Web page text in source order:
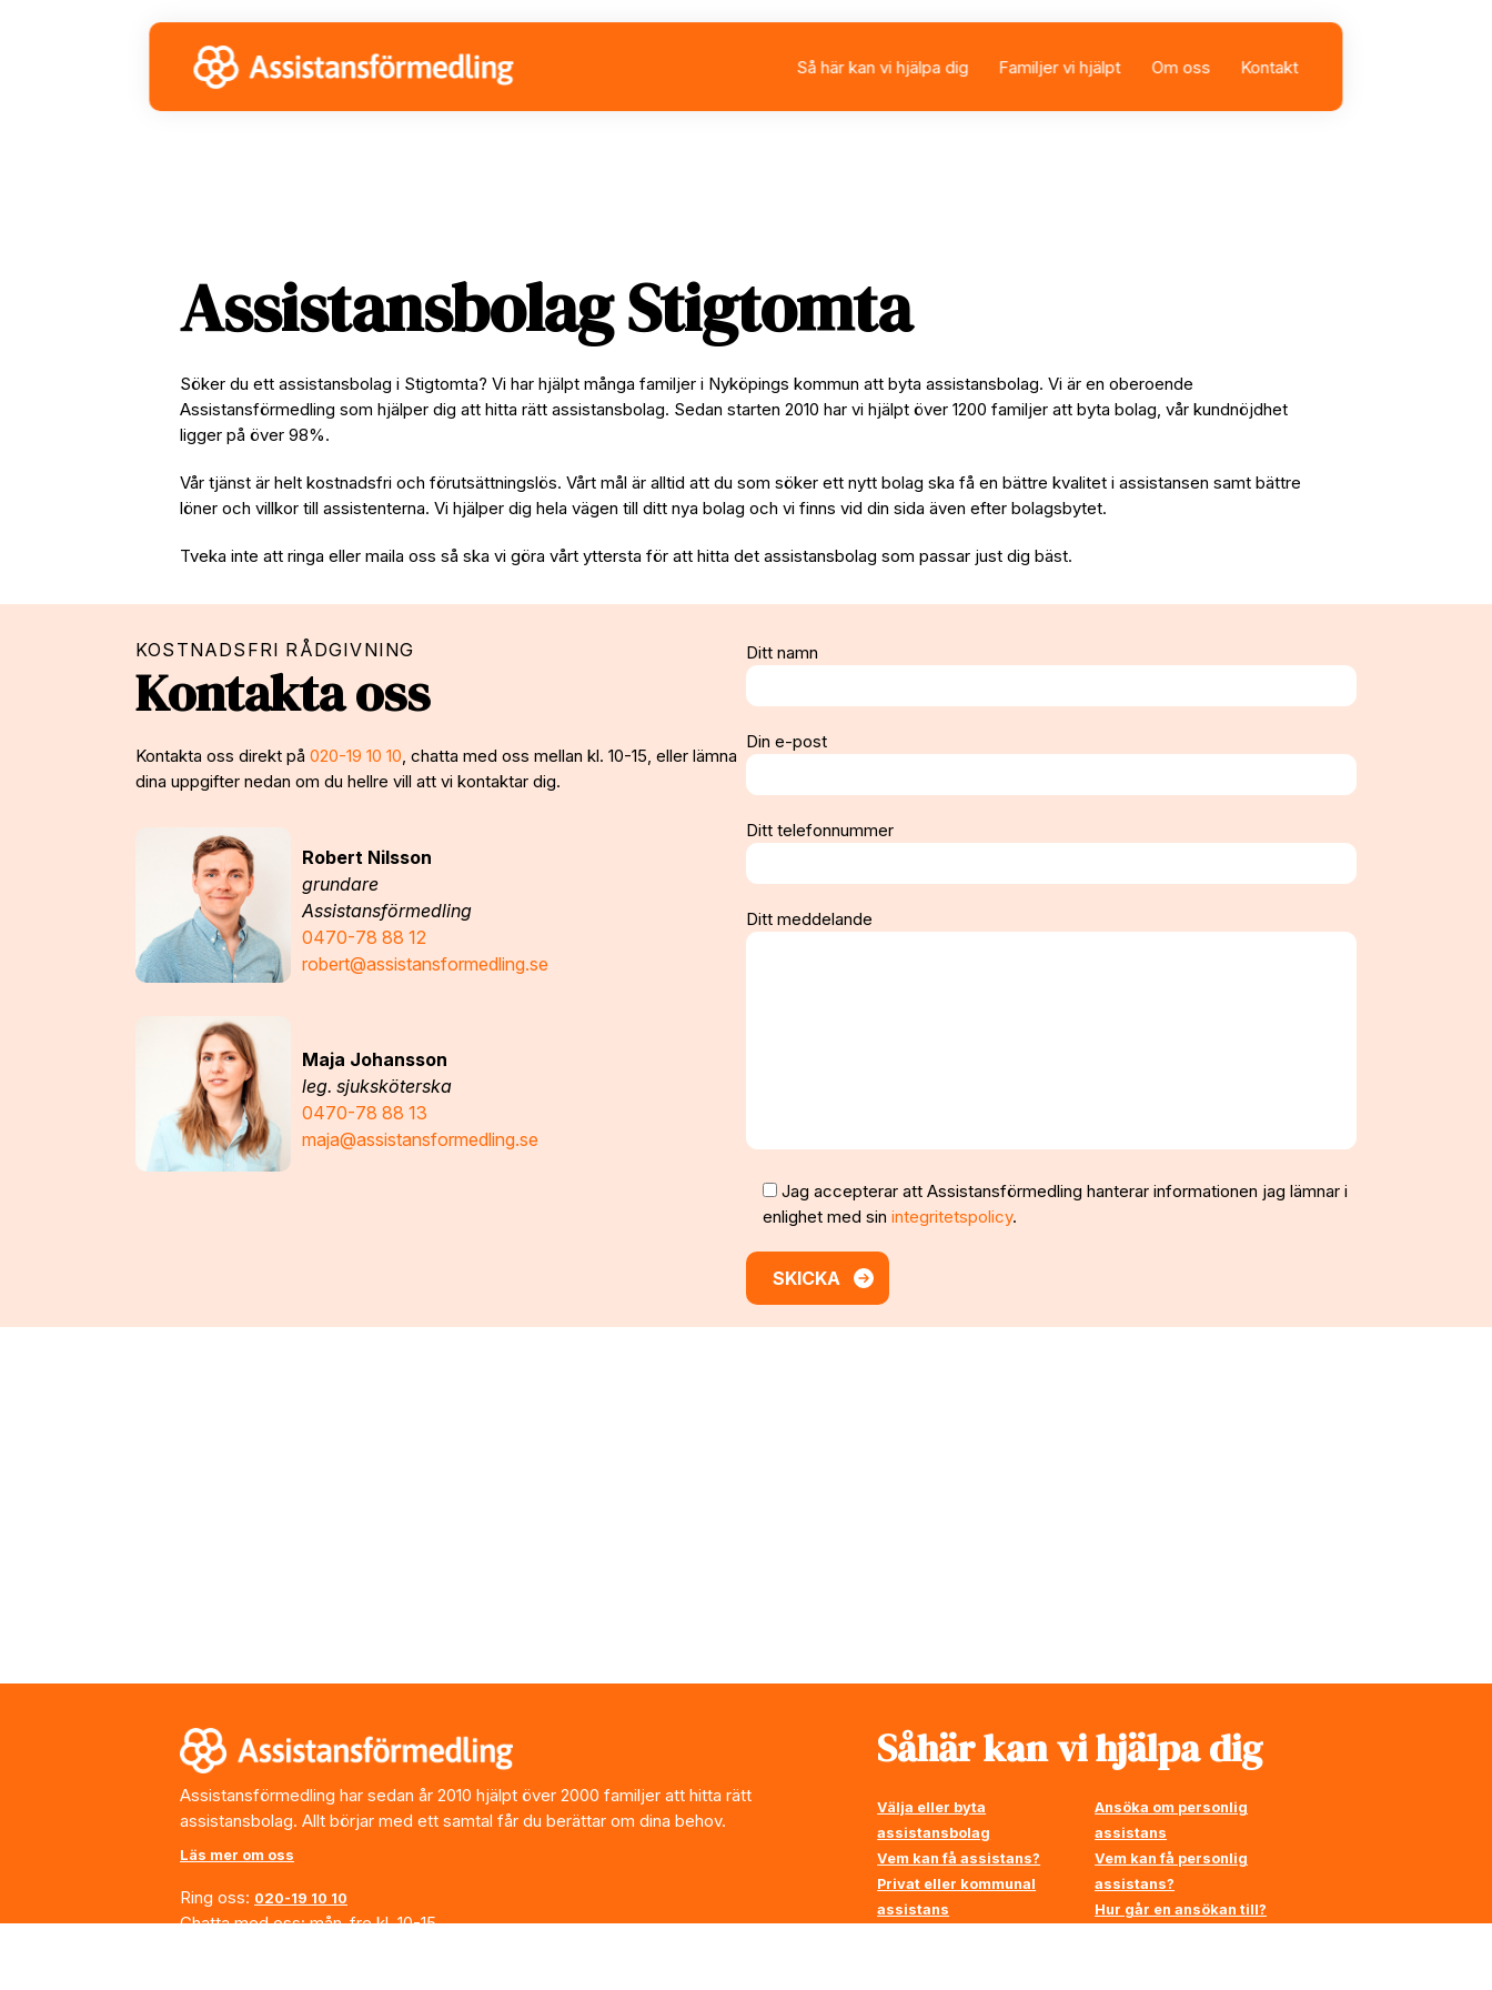
Så här kan vi hjälpa dig
Familjer vi hjälpt Om oss Kontakt
Assistansbolag Stigtomta
Söker du ett assistansbolag i Stigtomta? Vi har hjälpt många familjer i Nyköpings kommun att byta assistansbolag. Vi är en oberoende
Assistansförmedling som hjälper dig att hitta rätt assistansbolag. Sedan starten 2010 har vi hjälpt över 1200 familjer att byta bolag, vår kundnöjdhet
ligger på över 98%.
Vår tjänst är helt kostnadsfri och förutsättningslös. Vårt mål är alltid att du som söker ett nytt bolag ska få en bättre kvalitet i assistansen samt bättre
löner och villkor till assistenterna. Vi hjälper dig hela vägen till ditt nya bolag och vi finns vid din sida även efter bolagsbytet.
Tveka inte att ringa eller maila oss så ska vi göra vårt yttersta för att hitta det assistansbolag som passar just dig bäst.
KOSTNADSFRI RÅDGIVNING
Kontakta oss
Kontakta oss direkt på 020-19 10 10 , chatta med oss mellan kl. 10-15, eller lämna
dina uppgifter nedan om du hellre vill att vi kontaktar dig.
Robert Nilsson
grundare
Assistansförmedling
0470-78 88 12
robert@assistansformedling.se
Maja Johansson
leg. sjuksköterska
0470-78 88 13
maja@assistansformedling.se
Ditt namn
Din e-post
Ditt telefonnummer
Ditt meddelande
Jag accepterar att Assistansförmedling hanterar informationen jag lämnar i
enlighet med sin integritetspolicy.
Assistansförmedling har sedan år 2010 hjälpt över 2000 familjer att hitta rätt
assistansbolag. Allt börjar med ett samtal får du berättar om dina behov.
Läs mer om oss
Ring oss: 020-19 10 10
Chatta med oss: mån-fre kl. 10-15
Såhär kan vi hjälpa dig
Välja eller byta
assistansbolag
Vem kan få assistans?
Privat eller kommunal
assistans
Ansöka om personlig
assistans
Vem kan få personlig
assistans?
Hur går en ansökan till?